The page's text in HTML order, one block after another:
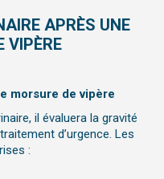
APRÈS UNE
VIPÈRE
morsure de vipère
il évaluera la gravité
d’urgence. Les
: